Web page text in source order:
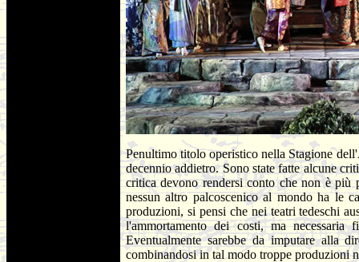
Penultimo titolo operistico nella Stagione
decennio addietro. Sono state fatte alcune
critica devono rendersi conto che non è
nessun altro palcoscenico al mondo ha le
produzioni, si pensi che nei teatri tedeschi
l'ammortamento dei costi, ma
Eventualmente sarebbe da imputare alla
combinandosi in tal modo troppe produzioni